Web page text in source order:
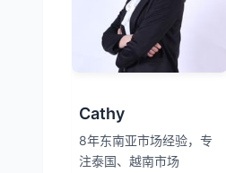
Cathy
8年东南亚市场经验，专
注泰国、越南市场